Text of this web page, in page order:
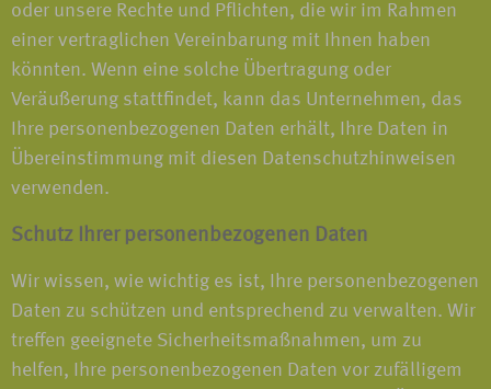
oder unsere Rechte und Pflichten, die wir im Rahmen
einer vertraglichen Vereinbarung mit Ihnen haben
könnten. Wenn eine solche Übertragung oder
Veräußerung stattfindet, kann das Unternehmen, das
Ihre personenbezogenen Daten erhält, Ihre Daten in
Übereinstimmung mit diesen Datenschutzhinweisen
verwenden.
Schutz Ihrer personenbezogenen Daten
Wir wissen, wie wichtig es ist, Ihre personenbezogenen
Daten zu schützen und entsprechend zu verwalten. Wir
treffen geeignete Sicherheitsmaßnahmen, um zu
helfen, Ihre personenbezogenen Daten vor zufälligem